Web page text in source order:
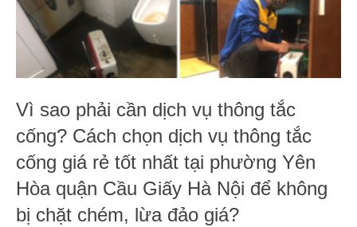
Vì sao phải cần dịch vụ thông tắc
cống? Cách chọn dịch vụ thông tắc
cống giá rẻ tốt nhất tại phường Yên
Hòa quận Cầu Giấy Hà Nội để không
bị chặt chém, lừa đảo giá?